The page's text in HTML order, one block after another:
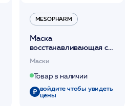
MESOPHARM
Маска
восстанавливающая с
ботоксоподобным
комплексом 200мл /
SC RECOVERY MASK
/MESOPHARM*
Маски
Товар в наличии
войдите чтобы увидеть
цены